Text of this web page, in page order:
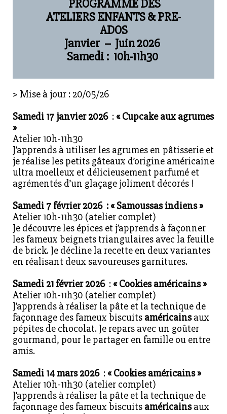
PROGRAMME DES
ATELIERS ENFANTS & PRE-
ADOS
Janvier – Juin 2026
Samedi : 10h-11h30
> Mise à jour : 20/05/26
Samedi 17 janvier 2026 :« Cupcake aux agrumes
»
Atelier 10h-11h30
J’apprends à utiliser les agrumes en pâtisserie et
je réalise les petits gâteaux d’origine américaine
ultra moelleux et délicieusement parfumé et
agrémentés d’un glaçage joliment décorés !
Samedi 7 février 2026 : « Samoussas indiens »
Atelier 10h-11h30 (atelier complet)
Je découvre les épices et j’apprends à façonner
les fameux beignets triangulaires avec la feuille
de brick. Je décline la recette en deux variantes
en réalisant deux savoureuses garnitures.
Samedi 21 février 2026 :« Cookies américains »
Atelier 10h-11h30 (atelier complet)
J’apprends à réaliser la pâte et la technique de
façonnage des fameux biscuits américainsaux
pépites de chocolat. Je repars avec un goûter
gourmand, pour le partager en famille ou entre
amis.
Samedi 14 mars 2026 :« Cookies américains »
Atelier 10h-11h30 (atelier complet)
J’apprends à réaliser la pâte et la technique de
façonnage des fameux biscuits américainsaux